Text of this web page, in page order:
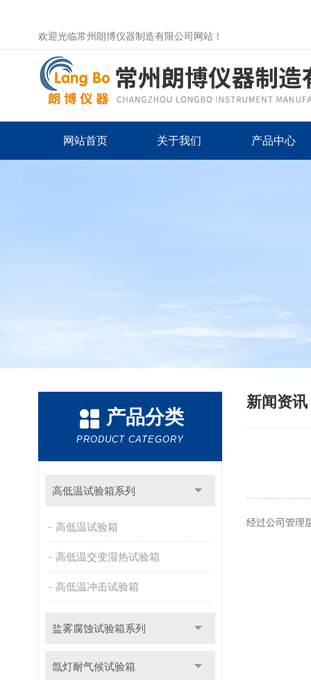
欢迎光临常州朗博仪器制造有限公司网站！
网站首页 关于我们 产品中心
产品分类
PRODUCT CATEGORY
高低温试验箱系列
高低温试验箱
高低温交变湿热试验箱
高低温冲击试验箱
盐雾腐蚀试验箱系列
氙灯耐气候试验箱
新闻资讯
经过公司管理